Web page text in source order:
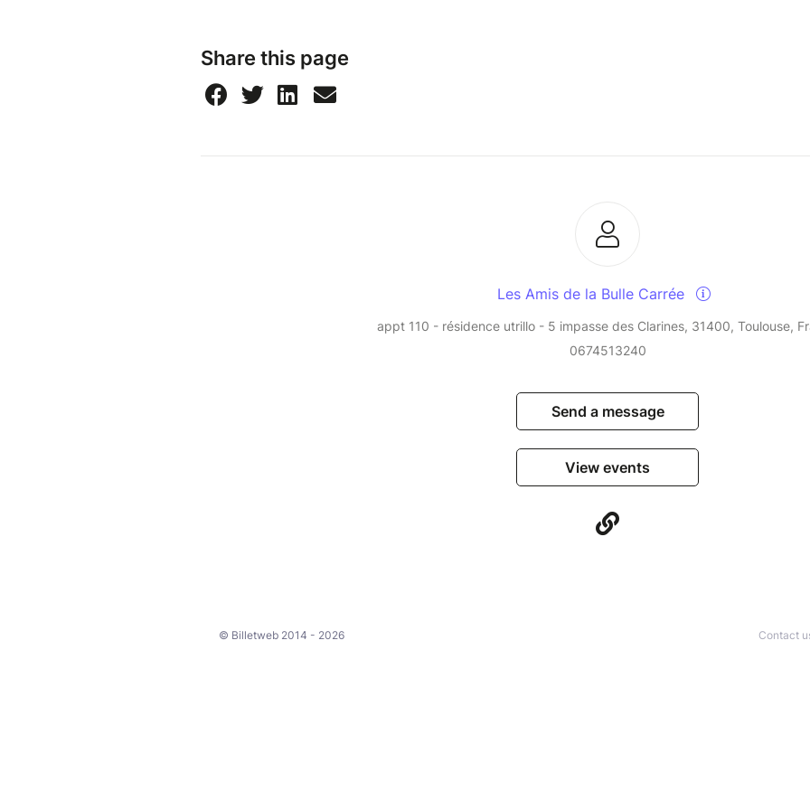
Share this page
Les Amis de la Bulle Carrée
appt 110 - résidence utrillo - 5 impasse des Clarines, 31400, Toulouse,
0674513240
Send a message
View events
© Billetweb 2014 - 2026 Contact